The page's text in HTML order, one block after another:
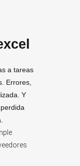
a tareas
Errores,
Y